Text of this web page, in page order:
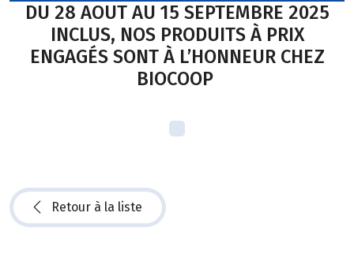
DU 28 AOUT AU 15 SEPTEMBRE 2025
INCLUS, NOS PRODUITS À PRIX
ENGAGÉS SONT À L’HONNEUR CHEZ
BIOCOOP
Retour à la liste